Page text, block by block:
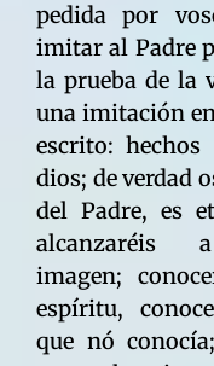
pedida por
imitar al Padre
la prueba de la
una imitación
escrito:
dios; de verdad
del Padre, es
imagen;
espíritu,
que nó